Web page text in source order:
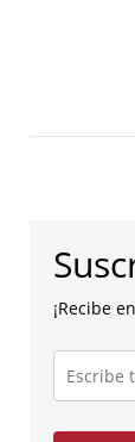
¡Recibe
Escribe
tu
correo